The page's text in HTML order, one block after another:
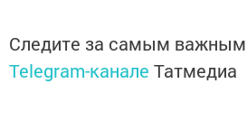
Следите за самым
Telegram-канале Татмедиа